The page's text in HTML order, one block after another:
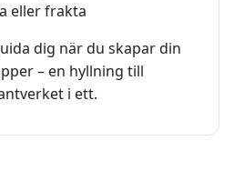
eller frakta
dig när du skapar din
– en hyllning till
i ett.